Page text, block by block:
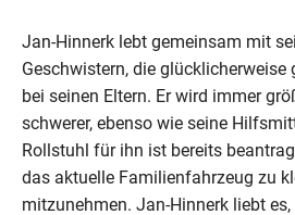
Jan-Hinnerk lebt gemeinsam mit
Geschwistern, die glücklicherweise
bei seinen Eltern. Er wird immer
schwerer, ebenso wie seine
Rollstuhl für ihn ist bereits
das aktuelle Familienfahrzeug zu
mitzunehmen. Jan-Hinnerk liebt es,